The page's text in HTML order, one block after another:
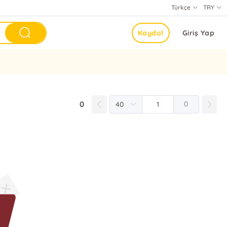
TRY
Türkçe
Giriş Yap
Kaydol
0 0